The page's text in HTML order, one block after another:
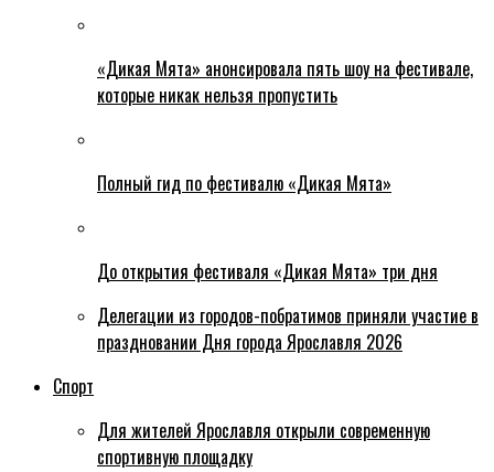
«Дикая Мята» анонсировала пять шоу на фестивале,
которые никак нельзя пропустить
Полный гид по фестивалю «Дикая Мята»
До открытия фестиваля «Дикая Мята» три дня
Делегации из городов-побратимов приняли участие в
праздновании Дня города Ярославля 2026
Спорт
Для жителей Ярославля открыли современную
спортивную площадку